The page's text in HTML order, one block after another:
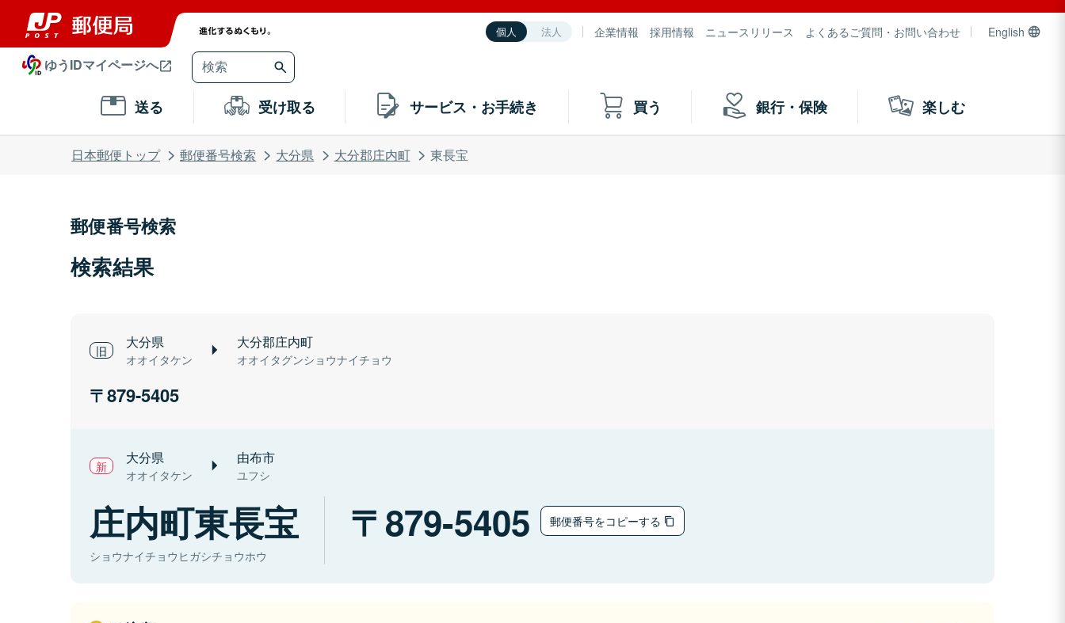
個人 法人 企業情報 採用情報 ニュースリリース よくあるご質問・お問い合わせ English
ゆうIDマイページへ
送る 受け取る サービス・お手続き 買う 銀行・保険 楽しむ
日本郵便トップ 郵便番号検索 大分県 大分郡庄内町 東長宝
郵便番号検索
検索結果
大分県
オオイタケン
大分郡庄内町
オオイタグンショウナイチョウ
879-5405
大分県
オオイタケン
由布市
ユフシ
庄内町東長宝
ショウナイチョウヒガシチョウホウ
879-5405 郵便番号をコピーする